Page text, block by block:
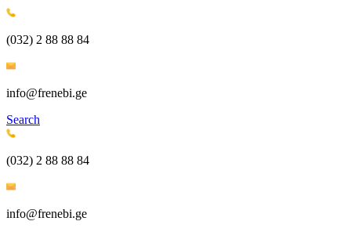
(032) 2 88 88 84
info@frenebi.ge
Search
(032) 2 88 88 84
info@frenebi.ge